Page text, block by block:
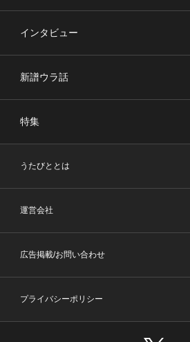
インタビュー
新譜ウラ話
特集
うたびととは
運営会社
広告掲載/お問い合わせ
プライバシーポリシー